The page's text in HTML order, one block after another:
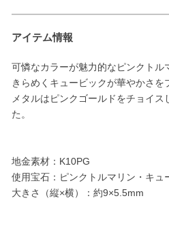
アイテム情報
可憐なカラーが魅力的なピンクトル
きらめくキュービックが華やかさを
メタルはピンクゴールドをチョイ
た。
地金素材：K10PG
使用宝石：ピンクトルマリン・キュ
大きさ（縦×横）：約9×5.5mm